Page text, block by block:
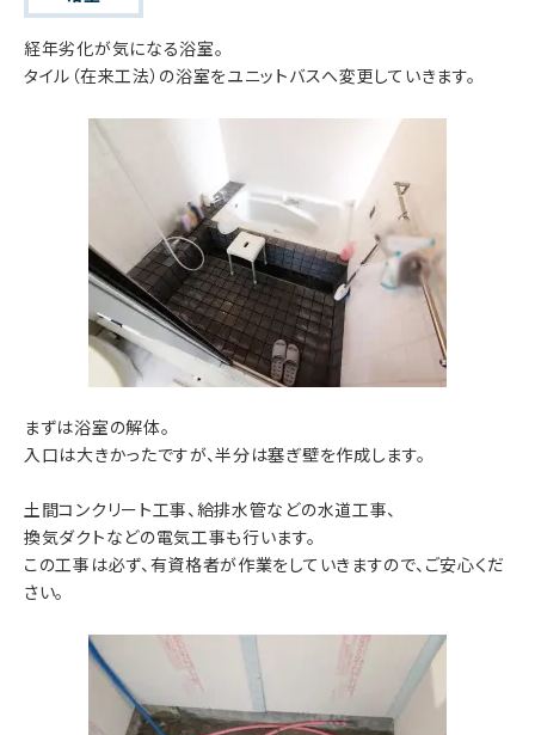
経年劣化が気になる浴室。
タイル（在来工法）の浴室をユニットバスへ変更していきます。
まずは浴室の解体。
入口は大きかったですが、半分は塞ぎ壁を作成します。
土間コンクリート工事、給排水管などの水道工事、
換気ダクトなどの電気工事も行います。
この工事は必ず、有資格者が作業をしていきますので、ご安心くだ
さい。